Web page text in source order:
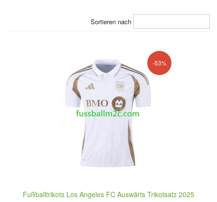
Sortieren nach
-53%
Fußballtrikots Los Angeles FC Auswärts Trikotsatz 2025